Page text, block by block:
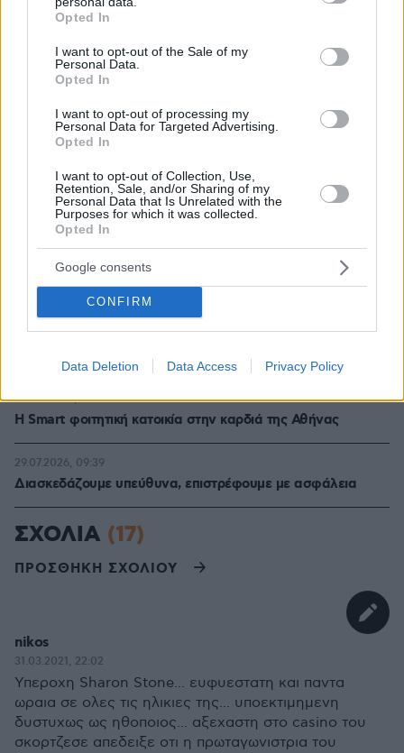
grant or deny consent to Google and its third-party tags to
use your data for below specified purposes in below Google
consent section.
Opted In
I want to opt-out of the Sale of my
Personal Data.
Opted In
I want to opt-out of processing my
Personal Data for Targeted Advertising.
Opted In
I want to opt-out of Collection, Use,
Retention, Sale, and/or Sharing of my
Personal Data that Is Unrelated with the
Purposes for which it was collected.
Opted In
Google consents
CONFIRM
Data Deletion Data Access Privacy Policy
Το DEI College παρουσιάζει τη Sophia. Την πρώτη 24/7
30.07.2026, 09:33
Η Smart φοιτητική κατοικία στην καρδιά της Αθήνας
03.08.2026, 10:56
Διασκεδάζουμε υπεύθυνα, επιστρέφουμε με ασφάλεια
29.07.2026, 09:39
ΣΧΟΛΙΑ (17)
ΠΡΟΣΘΗΚΗ ΣΧΟΛΙΟΥ
nikos
31.03.2021, 22:02
Υπεροχη Sharon Stone... ευφυεστατη και παντα
ωραια σε ολες τις ηλικιες της... υποεκτιμημενη
δυστυχως ως ηθοποιος... αξεχαστη στο casino του
σκορτζεσε απεδειξε οτι η πρωταγωνιστρια του